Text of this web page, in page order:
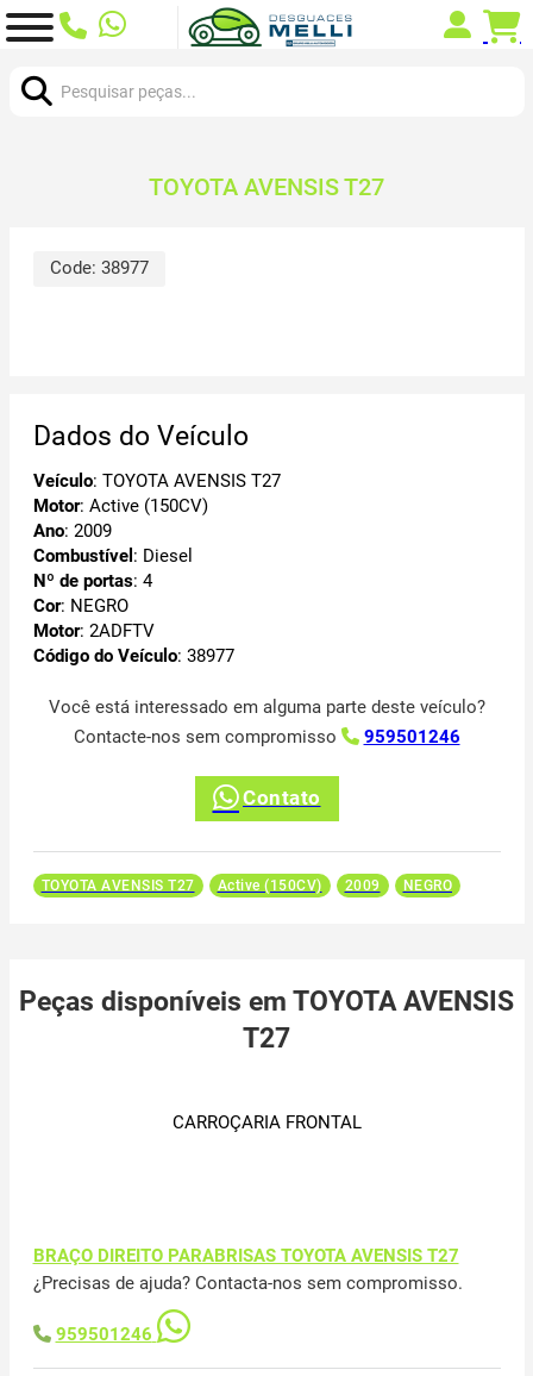
TOYOTA AVENSIS T27
Code: 38977
Dados do Veículo
Veículo: TOYOTA AVENSIS T27
Motor: Active (150CV)
Ano: 2009
Combustível : Diesel
Nº de portas: 4
Cor: NEGRO
Motor: 2ADFTV
Código do Veículo: 38977
Você está interessado em alguma parte deste veículo?
Contacte-nos sem compromisso
959501246
Contato
TOYOTA AVENSIS T27 Active (150CV) 2009 NEGRO
Peças disponíveis em TOYOTA AVENSIS
T27
CARROÇARIA FRONTAL
BRAÇO DIREITO PARABRISAS TOYOTA AVENSIS T27
¿Precisas de ajuda? Contacta-nos sem compromisso.
959501246